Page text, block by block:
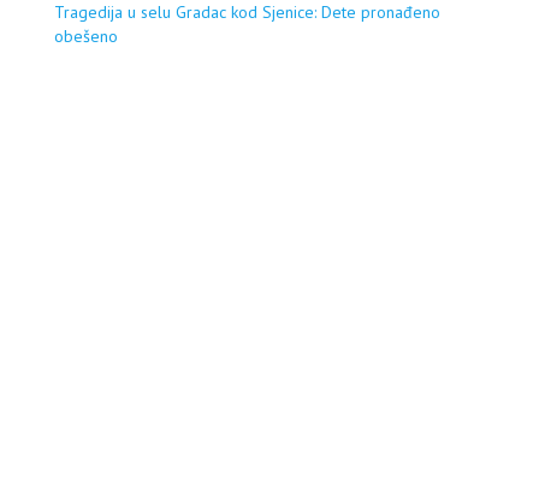
Tragedija u selu Gradac kod Sjenice: Dete pronađeno
obešeno